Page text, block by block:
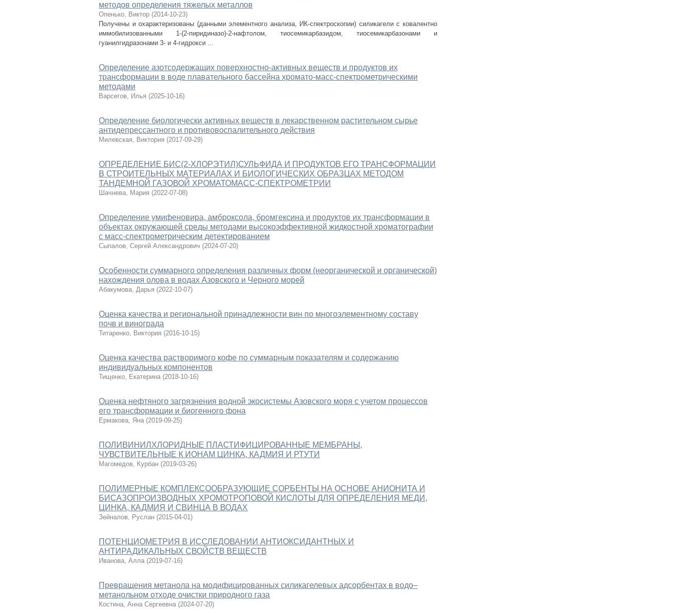
методов определения тяжелых металлов
Опенько, Виктор (2014-10-23)
Получены и охарактеризованы (данными элементного анализа, ИК-спектроскопии) силикагели с ковалентно
иммобилизованными 1-(2-пиридиназо)-2-нафтолом, тиосемикарбазидом, тиосемикарбазонами и
гуанилгидразонами 3- и 4-гидрокси ...
Определение азотсодержащих поверхностно-активных веществ и продуктов их
трансформации в воде плавательного бассейна хромато-масс-спектрометрическими
методами
Варсегов, Илья (2025-10-16)
Определение биологически активных веществ в лекарственном растительном сырье
антидепрессантного и противовоспалительного действия
Милевская, Виктория (2017-09-29)
ОПРЕДЕЛЕНИЕ БИС(2-ХЛОРЭТИЛ)СУЛЬФИДА И ПРОДУКТОВ ЕГО ТРАНСФОРМАЦИИ
В СТРОИТЕЛЬНЫХ МАТЕРИАЛАХ И БИОЛОГИЧЕСКИХ ОБРАЗЦАХ МЕТОДОМ
ТАНДЕМНОЙ ГАЗОВОЙ ХРОМАТОМАСС-СПЕКТРОМЕТРИИ
Шачнева, Мария (2022-07-08)
Определение умифеновира, амброксола, бромгексина и продуктов их трансформации в
объектах окружающей среды методами высокоэффективной жидкостной хроматографии
с масс-спектрометрическим детектированием
Сыпалов, Сергей Александрович (2024-07-20)
Особенности суммарного определения различных форм (неорганической и органической)
нахождения олова в водах Азовского и Черного морей
Абакумова, Дарья (2022-10-07)
Оценка качества и региональной принадлежности вин по многоэлементному составу
почв и винограда
Титаренко, Виктория (2016-10-15)
Оценка качества растворимого кофе по суммарным показателям и содержанию
индивидуальных компонентов
Тищенко, Екатерина (2018-10-16)
Оценка нефтяного загрязнения водной экосистемы Азовского моря с учетом процессов
его трансформации и биогенного фона
Ермакова, Яна (2019-09-25)
ПОЛИВИНИЛХЛОРИДНЫЕ ПЛАСТИФИЦИРОВАННЫЕ МЕМБРАНЫ,
ЧУВСТВИТЕЛЬНЫЕ К ИОНАМ ЦИНКА, КАДМИЯ И РТУТИ
Магомедов, Курбан (2019-03-26)
ПОЛИМЕРНЫЕ КОМПЛЕКСООБРАЗУЮЩИЕ СОРБЕНТЫ НА ОСНОВЕ АНИОНИТА И
БИСАЗОПРОИЗВОДНЫХ ХРОМОТРОПОВОЙ КИСЛОТЫ ДЛЯ ОПРЕДЕЛЕНИЯ МЕДИ,
ЦИНКА, КАДМИЯ И СВИНЦА В ВОДАХ
Зейналов, Руслан (2015-04-01)
ПОТЕНЦИОМЕТРИЯ В ИССЛЕДОВАНИИ АНТИОКСИДАНТНЫХ И
АНТИРАДИКАЛЬНЫХ СВОЙСТВ ВЕЩЕСТВ
Иванова, Алла (2019-07-16)
Превращения метанола на модифицированных силикагелевых адсорбентах в водо‒
метанольном отходе очистки природного газа
Костина, Анна Сергеевна (2024-07-20)